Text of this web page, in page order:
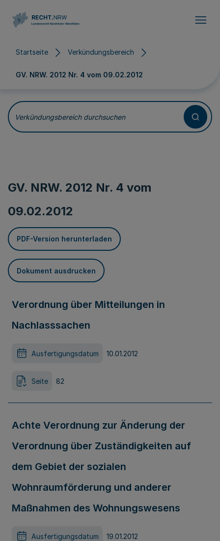
Startseite Verkündungsbereich
GV. NRW. 2012 Nr. 4 vom 09.02.2012
Verkündungsbereich durchsuchen
GV. NRW. 2012 Nr. 4 vom
09.02.2012
PDF-Version herunterladen
Dokument ausdrucken
Verordnung über Mitteilungen in
Nachlasssachen
Ausfertigungsdatum 10.01.2012
Seite 82
Achte Verordnung zur Änderung der
Verordnung über Zuständigkeiten auf
dem Gebiet der sozialen
Wohnraumförderung und anderer
Maßnahmen des Wohnungswesens
Ausfertigungsdatum 19.01.2012